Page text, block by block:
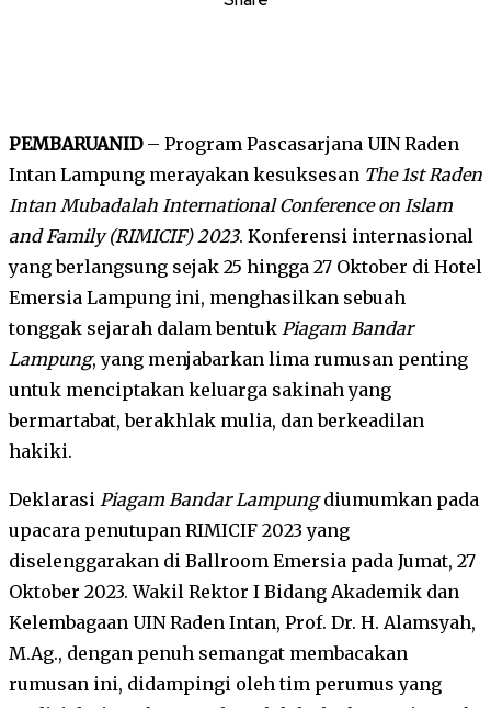
PEMBARUANID– Program Pascasarjana UIN Raden
Intan Lampung merayakan kesuksesan The 1st Raden
Intan Mubadalah International Conference on Islam
and Family (RIMICIF) 2023. Konferensi internasional
yang berlangsung sejak 25 hingga 27 Oktober di Hotel
Emersia Lampung ini, menghasilkan sebuah
tonggak sejarah dalam bentuk Piagam Bandar
Lampung, yang menjabarkan lima rumusan penting
untuk menciptakan keluarga sakinah yang
bermartabat, berakhlak mulia, dan berkeadilan
hakiki.
Deklarasi Piagam Bandar Lampungdiumumkan pada
upacara penutupan RIMICIF 2023 yang
diselenggarakan di Ballroom Emersia pada Jumat, 27
Oktober 2023. Wakil Rektor I Bidang Akademik dan
Kelembagaan UIN Raden Intan, Prof. Dr. H. Alamsyah,
M.Ag., dengan penuh semangat membacakan
rumusan ini, didampingi oleh tim perumus yang